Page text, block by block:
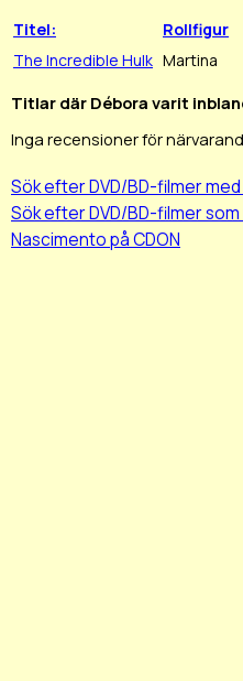
Titel:
Rollfigur
The Incredible Hulk Martina
Titlar där Débora varit
Inga recensioner för
Sök efter DVD/BD-filmer
Sök efter DVD/BD-filmer
Nascimento på CDON